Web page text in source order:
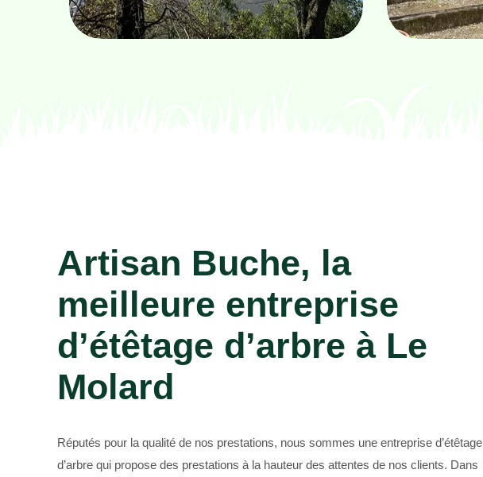
Artisan Buche, la
meilleure entreprise
d’étêtage d’arbre à Le
Molard
Réputés pour la qualité de nos prestations, nous sommes une entreprise d’étêtage
d’arbre qui propose des prestations à la hauteur des attentes de nos clients. Dans